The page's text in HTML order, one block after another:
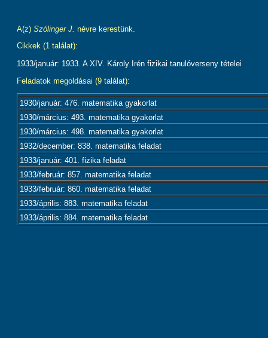
A(z) Szólinger J. névre kerestünk.
Cikkek (1 találat):
1933/január: 1933. A XIV. Károly Irén fizikai tanulóverseny tételei
Feladatok megoldásai (9 találat):
1930/január: 476. matematika gyakorlat
1930/március: 493. matematika gyakorlat
1930/március: 498. matematika gyakorlat
1932/december: 838. matematika feladat
1933/január: 401. fizika feladat
1933/február: 857. matematika feladat
1933/február: 860. matematika feladat
1933/április: 883. matematika feladat
1933/április: 884. matematika feladat